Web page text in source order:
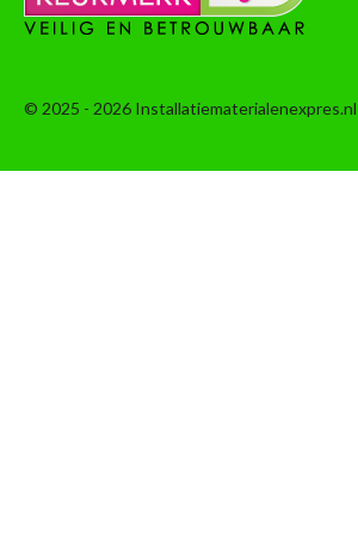
© 2025 - 2026 Installatiematerialenexpres.nl